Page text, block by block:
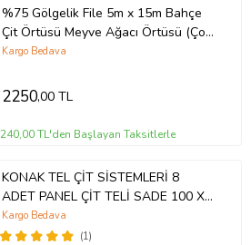
%75 Gölgelik File 5m x 15m Bahçe
Çit Örtüsü Meyve Ağacı Örtüsü (Çok
Renkli)
Kargo Bedava
2250,00 TL
240,00 TL'den Başlayan Taksitlerle
KONAK TEL ÇİT SİSTEMLERİ 8
ADET PANEL ÇİT TELİ SADE 100 X
250 CM (Antrasit)
(1)
Kargo Bedava